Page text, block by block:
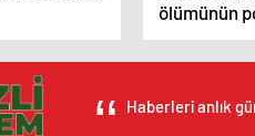
ölümünün
olur?
Haberleri anlık